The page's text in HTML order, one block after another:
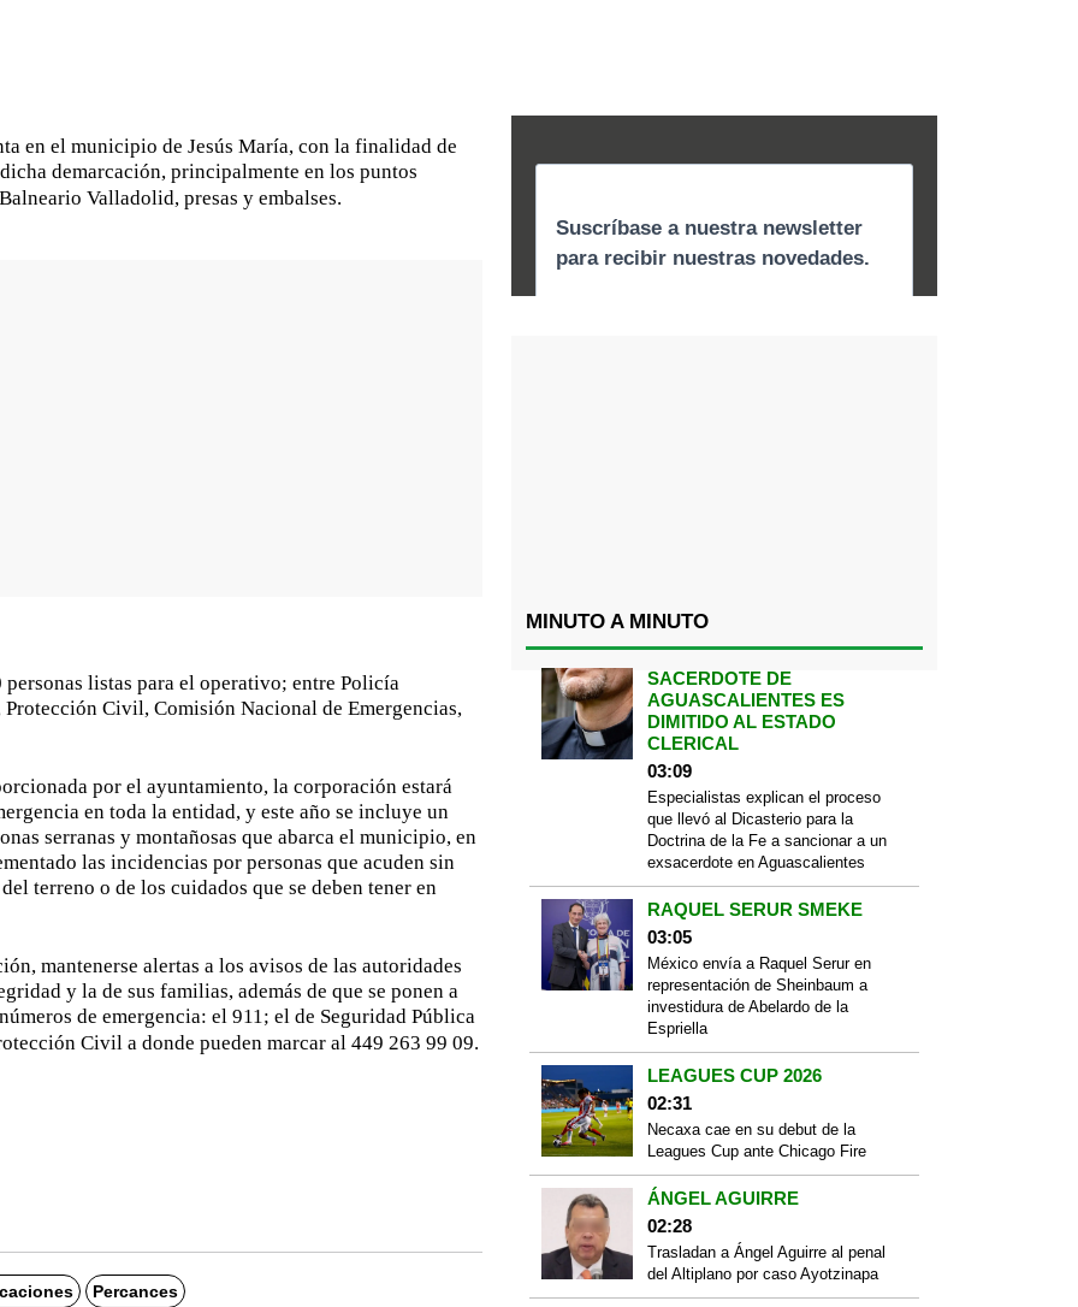
en el municipio de Jesús María, con la finalidad de
demarcación, principalmente en los puntos
Valladolid, presas y embalses.
personas listas para el operativo; entre Policía
Civil, Comisión Nacional de Emergencias,
por el ayuntamiento, la corporación estará
en toda la entidad, y este año se incluye un
serranas y montañosas que abarca el municipio, en
las incidencias por personas que acuden sin
terreno o de los cuidados que se deben tener en
mantenerse alertas a los avisos de las autoridades
y la de sus familias, además de que se ponen a
de emergencia: el 911; el de Seguridad Pública
Civil a donde pueden marcar al 449 263 99 09.
Percances
MINUTO A MINUTO
SACERDOTE DE
AGUASCALIENTES ES
DIMITIDO AL ESTADO
CLERICAL
03:09
Especialistas explican el proceso
que llevó al Dicasterio para la
Doctrina de la Fe a sancionar a un
exsacerdote en Aguascalientes
RAQUEL SERUR SMEKE
03:05
México envía a Raquel Serur en
representación de Sheinbaum a
investidura de Abelardo de la
Espriella
LEAGUES CUP 2026
02:31
Necaxa cae en su debut de la
Leagues Cup ante Chicago Fire
ÁNGEL AGUIRRE
02:28
Trasladan a Ángel Aguirre al penal
del Altiplano por caso Ayotzinapa